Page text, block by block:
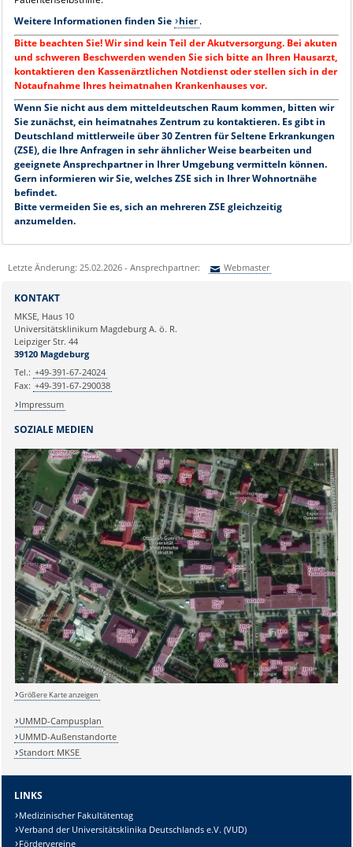
Weitere Informationen finden Sie hier.
Bitte beachten Sie! Wir sind kein Teil der Akutversorgung. Bei akuten
und schweren Beschwerden wenden Sie sich bitte an Ihren Hausarzt,
kontaktieren den Kassenärztlichen Notdienst oder stellen sich in der
Notaufnahme Ihres heimatnahen Krankenhauses vor.
Wenn Sie nicht aus dem mitteldeutschen Raum kommen, bitten wir
Sie zunächst, ein heimatnahes Zentrum zu kontaktieren. Es gibt in
Deutschland mittlerweile über 30 Zentren für Seltene Erkrankungen
(ZSE), die Ihre Anfragen in sehr ähnlicher Weise bearbeiten und
geeignete Ansprechpartner in Ihrer Umgebung vermitteln können.
Gern informieren wir Sie, welches ZSE sich in Ihrer Wohnortnähe
befindet.
Bitte vermeiden Sie es, sich an mehreren ZSE gleichzeitig
anzumelden.
Letzte Änderung: 25.02.2026 - Ansprechpartner: Webmaster
Ihre E-Mailadresse:
Ihr Anliegen:
Lösung:
SOZIALE MEDIEN
KONTAKT
MKSE, Haus 10
Universitätsklinikum Magdeburg A. ö. R.
Leipziger Str. 44
39120 Magdeburg
Tel.: +49-391-67-24024
Fax: +49-391-67-290038
Impressum
Größere Karte anzeigen
UMMD-Campusplan
UMMD-Außenstandorte
Standort MKSE
LINKS
Medizinischer Fakultätentag
Verband der Universitätsklinika Deutschlands e.V. (VUD)
Fördervereine